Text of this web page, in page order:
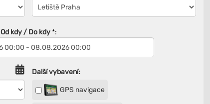
Od kdy / Do kdy *:
Další vybavení:
GPS navigace